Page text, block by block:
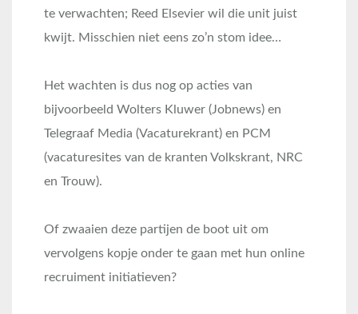
te verwachten; Reed Elsevier wil die unit juist
kwijt. Misschien niet eens zo’n stom idee…
Het wachten is dus nog op acties van
bijvoorbeeld Wolters Kluwer (Jobnews) en
Telegraaf Media (Vacaturekrant) en PCM
(vacaturesites van de kranten Volkskrant, NRC
en Trouw).
Of zwaaien deze partijen de boot uit om
vervolgens kopje onder te gaan met hun online
recruiment initiatieven?